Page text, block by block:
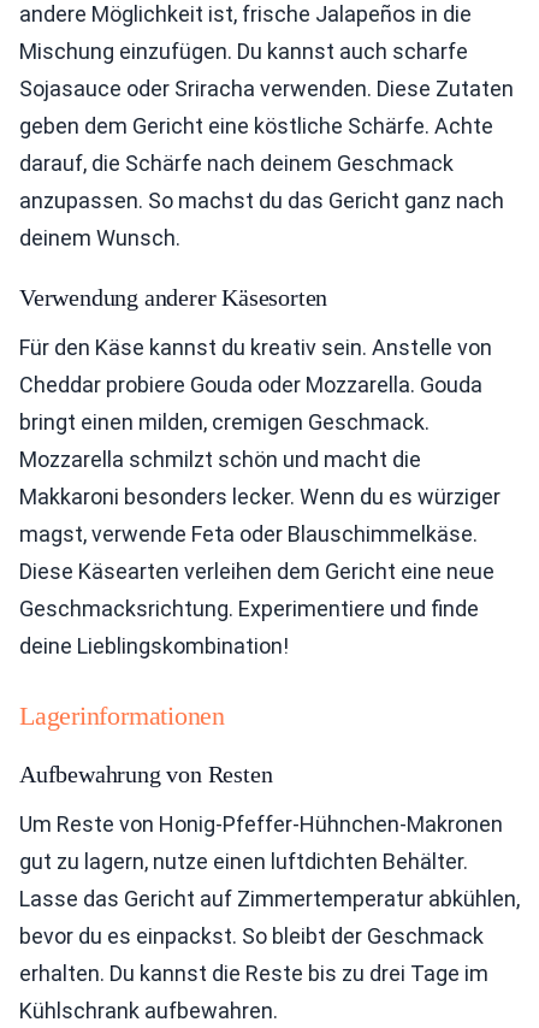
andere Möglichkeit ist, frische Jalapeños in die
Mischung einzufügen. Du kannst auch scharfe
Sojasauce oder Sriracha verwenden. Diese Zutaten
geben dem Gericht eine köstliche Schärfe. Achte
darauf, die Schärfe nach deinem Geschmack
anzupassen. So machst du das Gericht ganz nach
deinem Wunsch.
Verwendung anderer Käsesorten
Für den Käse kannst du kreativ sein. Anstelle von
Cheddar probiere Gouda oder Mozzarella. Gouda
bringt einen milden, cremigen Geschmack.
Mozzarella schmilzt schön und macht die
Makkaroni besonders lecker. Wenn du es würziger
magst, verwende Feta oder Blauschimmelkäse.
Diese Käsearten verleihen dem Gericht eine neue
Geschmacksrichtung. Experimentiere und finde
deine Lieblingskombination!
Lagerinformationen
Aufbewahrung von Resten
Um Reste von Honig-Pfeffer-Hühnchen-Makronen
gut zu lagern, nutze einen luftdichten Behälter.
Lasse das Gericht auf Zimmertemperatur abkühlen,
bevor du es einpackst. So bleibt der Geschmack
erhalten. Du kannst die Reste bis zu drei Tage im
Kühlschrank aufbewahren.